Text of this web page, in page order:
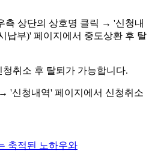
상단의 상호명 클릭 → '신청내
납부)' 페이지에서 중도상환 후 탈
취소 후 탈퇴가 가능합니다.
'신청내역' 페이지에서 신청취소
축적된 노하우와